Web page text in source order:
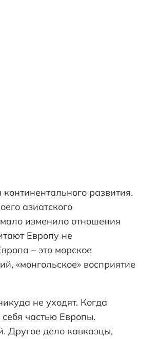
развития.
азиатского
изменило отношения
Европу не
– это морское
«монгольское» восприятие
не уходят. Когда
частью Европы.
Другое дело кавказцы,